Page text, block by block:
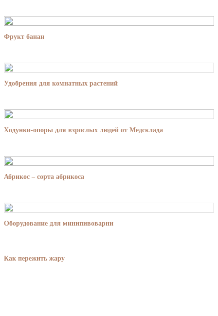
Фрукт банан
Удобрения для комнатных растений
Ходунки-опоры для взрослых людей от Медсклада
Абрикос – сорта абрикоса
Оборудование для минипивоварни
Как пережить жару